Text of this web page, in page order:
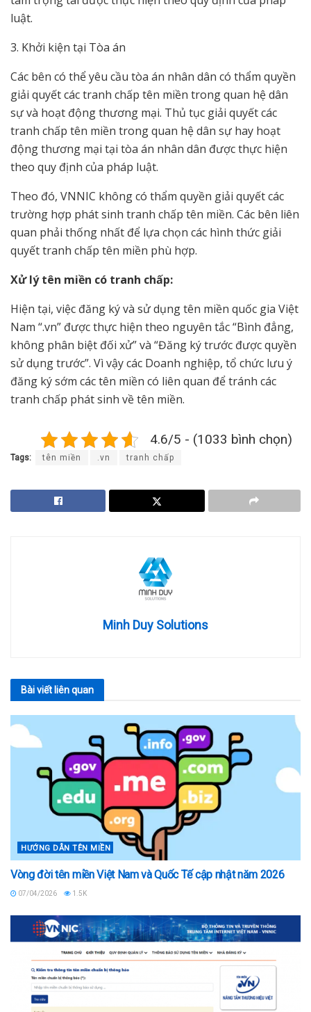
luật.
3. Khởi kiện tại Tòa án
Các bên có thể yêu cầu tòa án nhân dân có thẩm quyền
giải quyết các tranh chấp tên miền trong quan hệ dân
sự và hoạt động thương mại. Thủ tục giải quyết các
tranh chấp tên miền trong quan hệ dân sự hay hoạt
động thương mại tại tòa án nhân dân được thực hiện
theo quy định của pháp luật.
Theo đó, VNNIC không có thẩm quyền giải quyết các
trường hợp phát sinh tranh chấp tên miền. Các bên liên
quan phải thống nhất để lựa chọn các hình thức giải
quyết tranh chấp tên miền phù hợp.
Xử lý tên miền có tranh chấp:
Hiện tại, việc đăng ký và sử dụng tên miền quốc gia Việt
Nam “.vn” được thực hiện theo nguyên tắc “Bình đẳng,
không phân biệt đối xử” và “Đăng ký trước được quyền
sử dụng trước”. Vì vậy các Doanh nghiệp, tổ chức lưu ý
đăng ký sớm các tên miền có liên quan để tránh các
tranh chấp phát sinh về tên miền.
4.6/5 - (1033 bình chọn)
Tags: tên miền .vn tranh chấp
Minh Duy Solutions
Bài viết liên quan
HƯỚNG DẪN TÊN MIỀN
Vòng đời tên miền Việt Nam và Quốc Tế cập nhật năm 2026
07/04/2026 1.5K